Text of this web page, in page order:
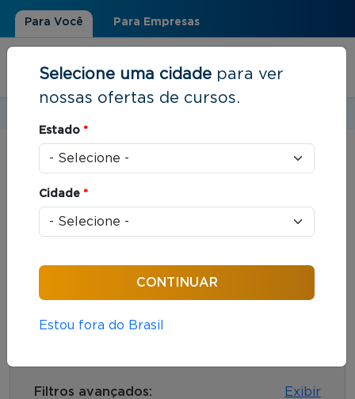
Para Você Para Empresas
Você está aqui
Resultados de busca
Foram encontrados: 312 cursos
Filtros avançados: Exibir
Selecione uma cidade para ver
nossas ofertas de cursos.
Estado *
Cidade *
Estou fora do Brasil